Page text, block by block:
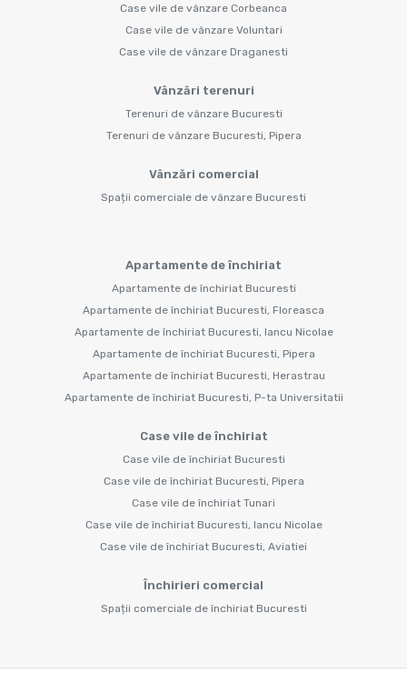
Case vile de vânzare Corbeanca
Case vile de vânzare Voluntari
Case vile de vânzare Draganesti
Vânzări terenuri
Terenuri de vânzare Bucuresti
Terenuri de vânzare Bucuresti, Pipera
Vânzări comercial
Spații comerciale de vânzare Bucuresti
Apartamente de închiriat
Apartamente de închiriat Bucuresti
Apartamente de închiriat Bucuresti, Floreasca
Apartamente de închiriat Bucuresti, Iancu Nicolae
Apartamente de închiriat Bucuresti, Pipera
Apartamente de închiriat Bucuresti, Herastrau
Apartamente de închiriat Bucuresti, P-ta Universitatii
Case vile de închiriat
Case vile de închiriat Bucuresti
Case vile de închiriat Bucuresti, Pipera
Case vile de închiriat Tunari
Case vile de închiriat Bucuresti, Iancu Nicolae
Case vile de închiriat Bucuresti, Aviatiei
Închirieri comercial
Spații comerciale de închiriat Bucuresti